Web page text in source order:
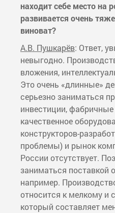
находит себе место на
развивается очень
виноват?
А.В. Пушкарёв: Ответ,
невыгодно.
вложения,
Это очень «длинные»
серьезно заниматься
инвестиции,
качественное
конструкторов-
проблемы) и рынок
России отсутствует.
заниматься поставкой
например.
относится к мелкому и
который составляет